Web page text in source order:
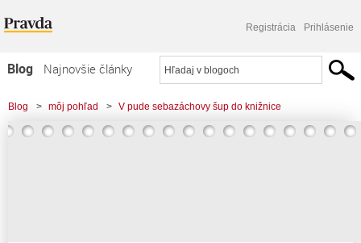
Registrácia Prihlásenie
Blog
Najnovšie články
Najčítanejšie články
Najkomentovanejšie články
Blog > môj pohľad > V pude sebazáchovy šup do knižnice